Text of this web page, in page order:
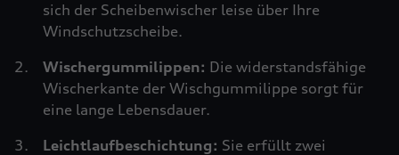
sich der Scheibenwischer leise über Ihre
Windschutzscheibe.
Wischergummilippen: Die widerstandsfähige
Wischerkante der Wischgummilippe sorgt für
eine lange Lebensdauer.
Leichtlaufbeschichtung: Sie erfüllt zwei